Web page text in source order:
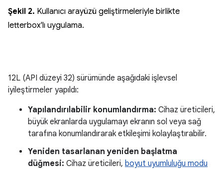
Şekil 2. Kullanıcı arayüzü geliştirmeleriyle birlikte
letterbox'lı uygulama.
12L (API düzeyi 32) sürümünde aşağıdaki işlevsel
iyileştirmeler yapıldı:
Yapılandırılabilir konumlandırma: Cihaz üreticileri,
büyük ekranlarda uygulamayı ekranın sol veya sağ
tarafına konumlandırarak etkileşimi kolaylaştırabilir.
Yeniden tasarlanan yeniden başlatma
düğmesi: Cihaz üreticileri, boyut uyumluluğu modu